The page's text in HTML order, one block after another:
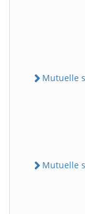
Mutuelle
Mutuelle